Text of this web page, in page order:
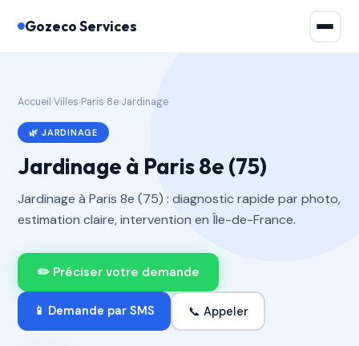
Gozeco Services
Accueil ›Villes›Paris 8e›Jardinage
🌿 JARDINAGE
Jardinage à Paris 8e (75)
Jardinage à Paris 8e (75) : diagnostic rapide par photo,
estimation claire, intervention en Île-de-France.
✏️ Préciser votre demande
📱 Demande par SMS 📞 Appeler